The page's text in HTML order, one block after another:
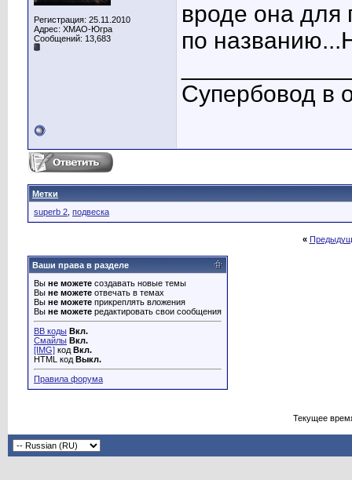
Регистрация: 25.11.2010
Адрес: ХМАО-Югра
Сообщений: 13,683
вроде она для
по
Супербовод в
Метки
superb 2 подвеска
«
Ваши права в разделе
Вы не можете создавать новые темы
Вы не можете отвечать в темах
Вы не можете прикреплять вложения
Вы не можете редактировать свои сообщения
BB коды Вкл.
Смайлы Вкл.
[IMG] код Вкл.
HTML код Выкл.
Правила форума
Текущее